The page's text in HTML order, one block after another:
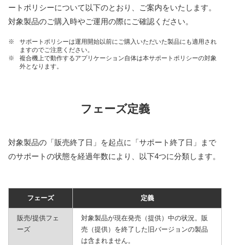
ートポリシーについて以下のとおり、ご案内をいたします。
対象製品のご購入時やご運用の際にご確認ください。
※
サポートポリシーは運用開始以前にご購入いただいた製品にも適用され
ますのでご注意ください。
※
複合機上で動作するアプリケーション自体は本サポートポリシーの対象
外となります。
フェーズ定義
対象製品の「販売終了日」を起点に「サポート終了日」まで
のサポートの状態を経過年数により、以下4つに分類します。
フェーズ 定義
販売/提供フェ
ーズ
対象製品が現在発売（提供）中の状況。販
売（提供）を終了した旧バージョンの製品
は含まれません。